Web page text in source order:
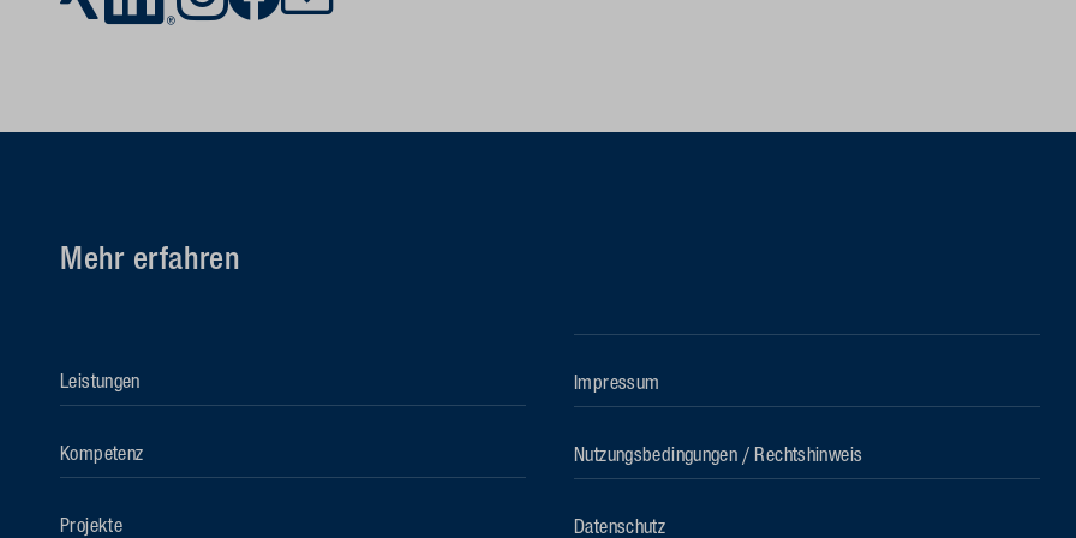
Mehr erfahren
Leistungen
Kompetenz
Projekte
Impressum
Nutzungsbedingungen / Rechtshinweis
Datenschutz